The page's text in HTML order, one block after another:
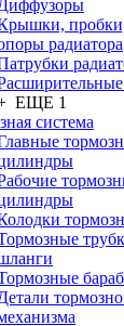
радиатора
ЕЩЕ 1
система